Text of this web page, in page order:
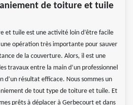
de toiture et tuile
et tuile est une activité loin d’être facile
une opération très importante pour sauver
de la couverture. Alors, il est une
travaux entre la main d’un professionnel
d’un résultat efficace. Nous sommes un
de tout type de toiture et tuile. Et
prêts à déplacer à Gerbecourt et dans